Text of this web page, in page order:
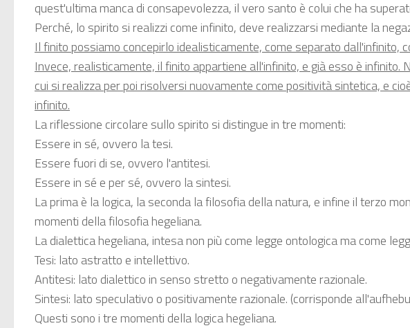
quest'ultima manca di consapevolezza, il vero santo è colui che ha
Perché, lo spirito si realizzi come infinito, deve realizzarsi mediante la
Il finito possiamo concepirlo idealisticamente, come separato dall'infinito,
Invece, realisticamente, il finito appartiene all'infinito, e già esso è infinito.
cui si realizza per poi risolversi nuovamente come positività sintetica, e
infinito.
La riflessione circolare sullo spirito si distingue in tre momenti:
Essere in sé, ovvero la tesi.
Essere fuori di se, ovvero l'antitesi.
Essere in sé e per sé, ovvero la sintesi.
La prima è la logica, la seconda la filosofia della natura, e infine il terzo
momenti della filosofia hegeliana.
La dialettica hegeliana, intesa non più come legge ontologica ma come
Tesi: lato astratto e intellettivo.
Antitesi: lato dialettico in senso stretto o negativamente razionale.
Sintesi: lato speculativo o positivamente razionale. (corrisponde
Questi sono i tre momenti della logica hegeliana.